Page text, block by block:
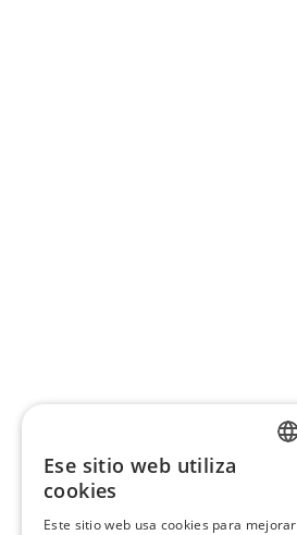
Ese sitio web utiliza
cookies
Este sitio web usa cookies para